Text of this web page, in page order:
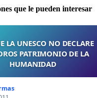
que le pueden interesar
LA UNESCO NO DECLARE
PATRIMONIO DE LA
HUMANIDAD